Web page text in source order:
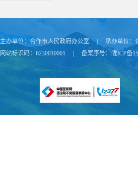
全国范围互
数据共享，
半径挂钩的
人身份识别
强残疾老年
特殊家庭等
与探访关爱
主办单位： 合作市人民政府办公室 承办单位：
网站标识码：6230010001
备案序号：陇ICP备